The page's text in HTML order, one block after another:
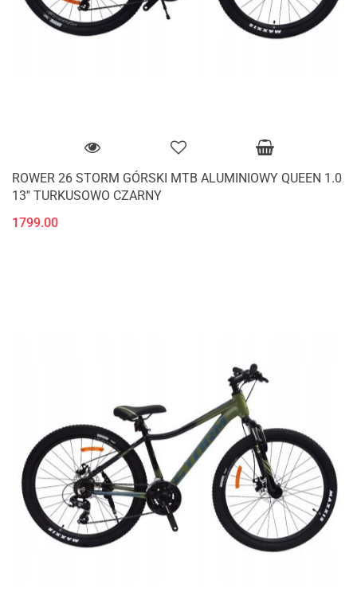
ROWER 26 STORM GÓRSKI MTB ALUMINIOWY QUEEN 1.0
13'' TURKUSOWO CZARNY
1799.00